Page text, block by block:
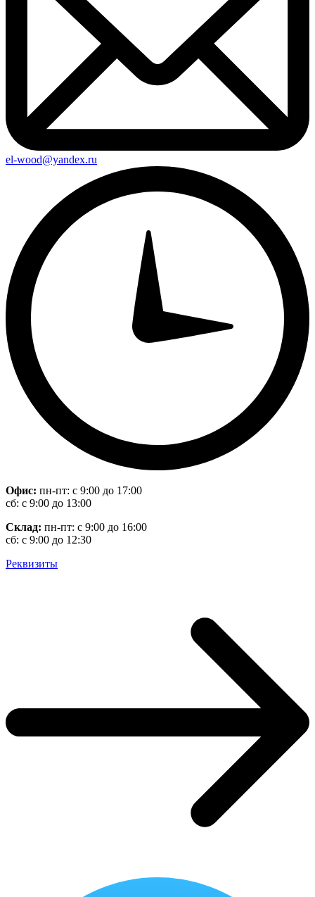
el-wood@yandex.ru
Офис: пн-пт: с 9:00 до 17:00
сб: с 9:00 до 13:00
Склад: пн-пт: с 9:00 до 16:00
сб: с 9:00 до 12:30
Реквизиты